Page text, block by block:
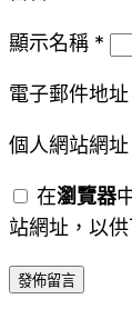
顯示名稱 *
電子郵件地址
個人網站網址
在瀏覽器
站網址，以